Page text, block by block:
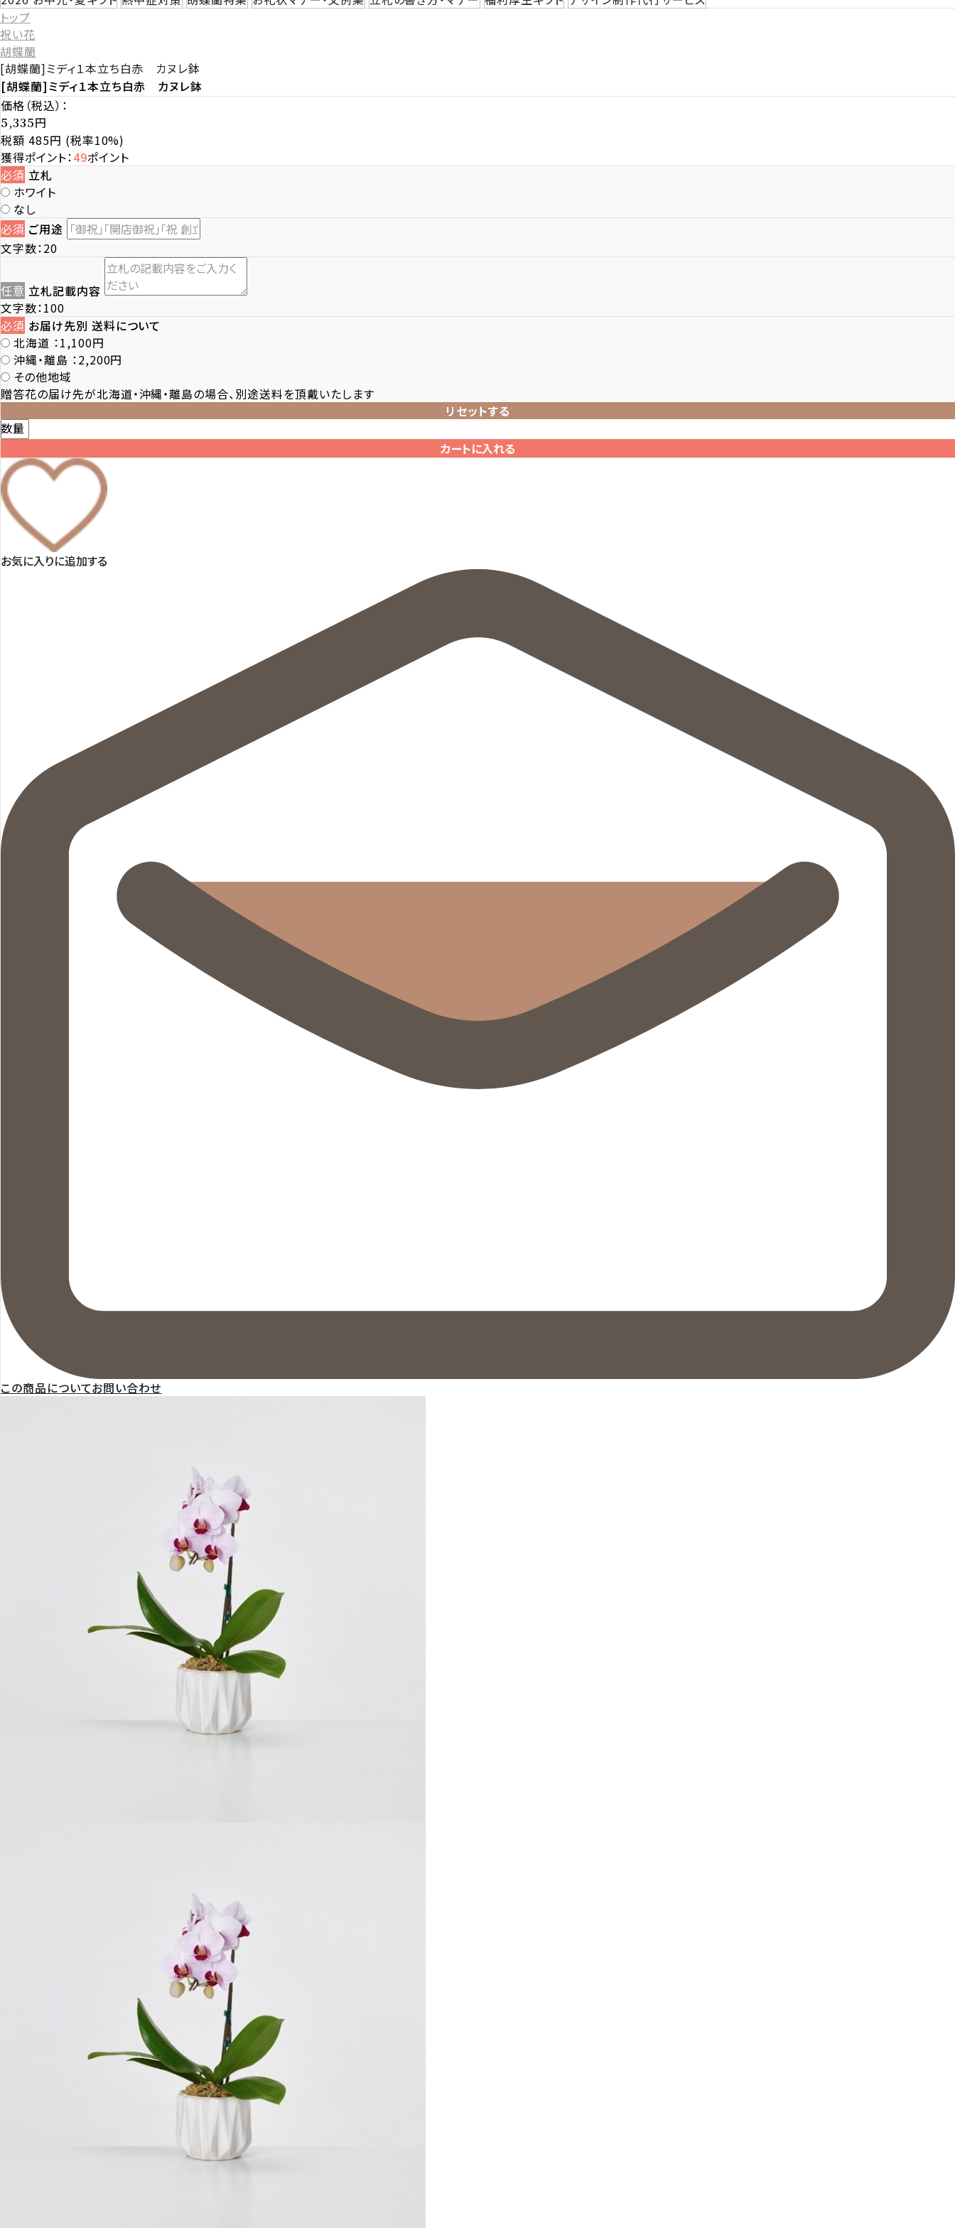
トップ
祝い花
胡蝶蘭
[胡蝶蘭]ミディ１本立ち白赤 カヌレ鉢
[胡蝶蘭]ミディ１本立ち白赤 カヌレ鉢
価格（税込）：
5,335円
税額 485円 (税率10%)
獲得ポイント：49ポイント
必須 立札
ホワイト
なし
必須 ご用途
文字数：20
任意 立札記載内容
文字数：100
必須 お届け先別 送料について
北海道 ：1,100円
沖縄・離島 ：2,200円
その他地域
贈答花の届け先が北海道・沖縄・離島の場合、別途送料を頂戴いたします
リセットする
数量
カートに入れる
お気に入りに追加する
この商品についてお問い合わせ